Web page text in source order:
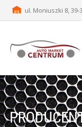
ul. Moniuszki 8, 39-